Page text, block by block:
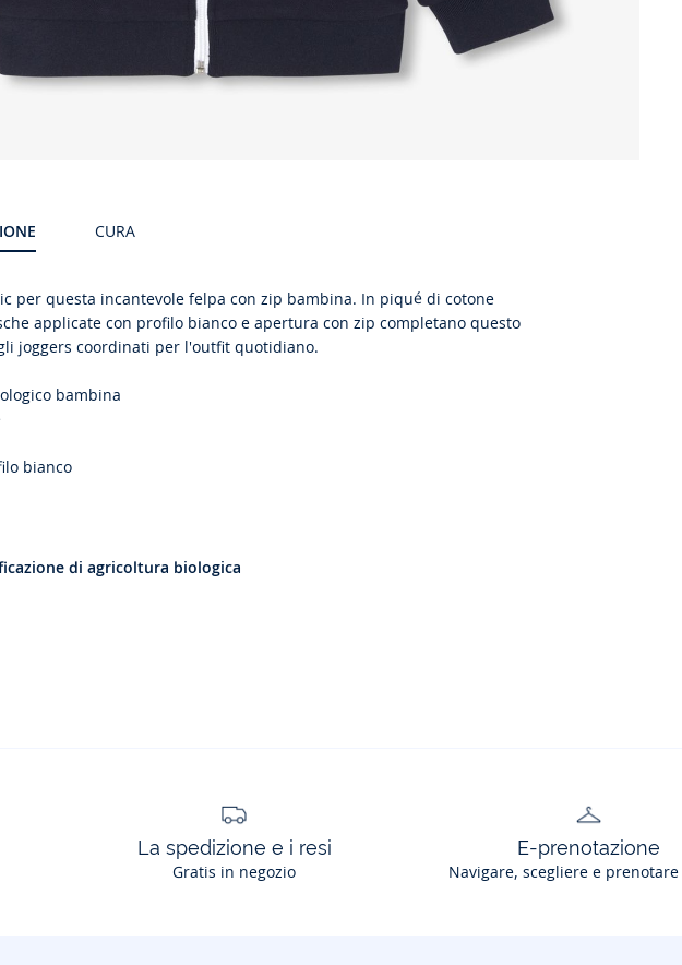
CURA
per questa incantevole felpa con zip bambina. In piqué di cotone
applicate con profilo bianco e apertura con zip completano questo
joggers coordinati per l'outfit quotidiano.
bambina
bianco
di agricoltura biologica
La spedizione e i resi
Gratis in negozio
E-prenotazione
Navigare, scegliere e